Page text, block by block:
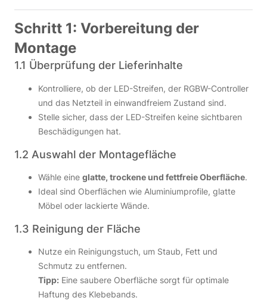
Schritt 1: Vorbereitung der
Montage
1.1 Überprüfung der Lieferinhalte
Kontrolliere, ob der LED-Streifen, der RGBW-Controller
und das Netzteil in einwandfreiem Zustand sind.
Stelle sicher, dass der LED-Streifen keine sichtbaren
Beschädigungen hat.
1.2 Auswahl der Montagefläche
Wähle eine glatte, trockene und fettfreie Oberfläche.
Ideal sind Oberflächen wie Aluminiumprofile, glatte
Möbel oder lackierte Wände.
1.3 Reinigung der Fläche
Nutze ein Reinigungstuch, um Staub, Fett und
Schmutz zu entfernen.
Tipp: Eine saubere Oberfläche sorgt für optimale
Haftung des Klebebands.